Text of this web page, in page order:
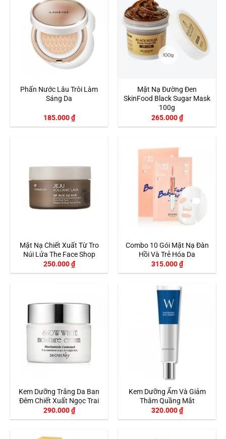
Phấn Nước Lâu Trôi Làm
Sáng Da
185.000₫
Mặt Nạ Đường Đen
SkinFood Black Sugar Mask
100g
265.000₫
Mặt Nạ Chiết Xuất Từ Tro
Núi Lửa The Face Shop
250.000₫
Combo 10 Gói Mặt Nạ Đàn
Hồi Và Trẻ Hóa Da
315.000₫
Kem Dưỡng Trắng Da Ban
Đêm Chiết Xuất Ngọc Trai
290.000₫
Kem Dưỡng Ẩm Và Giảm
Thâm Quầng Mắt
320.000₫